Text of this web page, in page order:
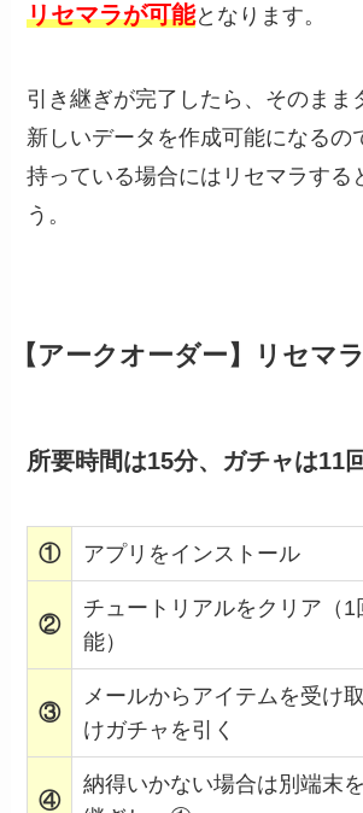
リセマラが可能となります。
引き継ぎが完了したら、そのまま
新しいデータを作成可能になるの
持っている場合にはリセマラする
う。
【アークオーダー】リセマ
所要時間は15分、ガチャは11
① アプリをインストール
②
チュートリアルをクリア（1
能）
③
メールからアイテムを受け
けガチャを引く
④
納得いかない場合は別端末